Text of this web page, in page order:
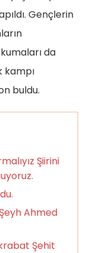
Gençlerin
da
kampı
buldu.
Şiirini
Ahmed
Şehit